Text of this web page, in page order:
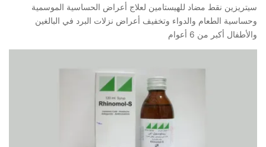
سيتريزين نقط مضاد للهيستامين لعلاج أعراض الحساسية الموسمية
وحساسية الطعام والدواء وتخفيف أعراض نزلات البرد في البالغين
والأطفال أكبر من 6 أعوام